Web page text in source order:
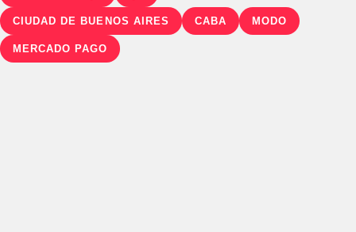
CIUDAD DE BUENOS AIRES CABA MODO
MERCADO PAGO